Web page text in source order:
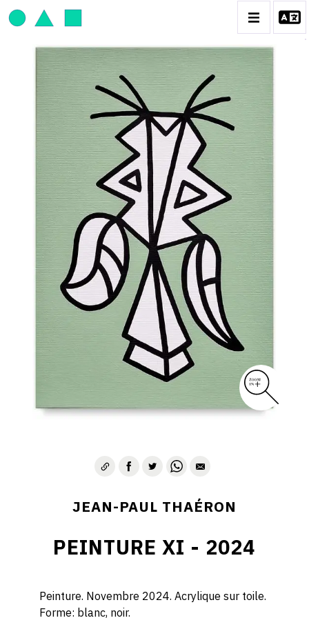
JEAN-PAUL THAÉRON
BIOGRAPHIE
CATALOGUE DES OEUVRES
OBJET / SIGNE
PEINTURE
SCULPTURE
CONTACT
JEAN-PAUL THAÉRON
PEINTURE XI - 2024
Peinture. Novembre 2024. Acrylique sur toile.
Forme: blanc, noir.